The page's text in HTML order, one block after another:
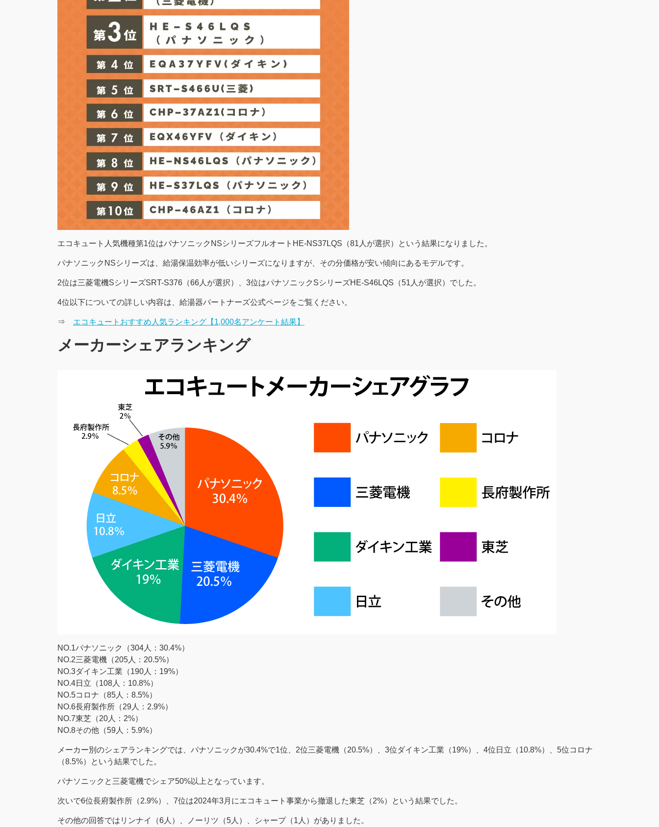
エコキュート人気機種第1位はパナソニックNSシリーズフルオートHE-NS37LQS（81人が選択）という結果になりました。
パナソニックNSシリーズは、給湯保温効率が低いシリーズになりますが、その分価格が安い傾向にあるモデルです。
2位は三菱電機SシリーズSRT-S376（66人が選択）、3位はパナソニックSシリーズHE-S46LQS（51人が選択）でした。
4位以下についての詳しい内容は、給湯器パートナーズ公式ページをご覧ください。
⇒ エコキュートおすすめ人気ランキング【1,000名アンケート結果】
メーカーシェアランキング
NO.1パナソニック（304人：30.4%）
NO.2三菱電機（205人：20.5%）
NO.3ダイキン工業（190人：19%）
NO.4日立（108人：10.8%）
NO.5コロナ（85人：8.5%）
NO.6長府製作所（29人：2.9%）
NO.7東芝（20人：2%）
NO.8その他（59人：5.9%）
メーカー別のシェアランキングでは、パナソニックが30.4%で1位、2位三菱電機（20.5%）、3位ダイキン工業（19%）、4位日立（10.8%）、5位コロナ
（8.5%）という結果でした。
パナソニックと三菱電機でシェア50%以上となっています。
次いで6位長府製作所（2.9%）、7位は2024年3月にエコキュート事業から撤退した東芝（2%）という結果でした。
その他の回答ではリンナイ（6人）、ノーリツ（5人）、シャープ（1人）がありました。